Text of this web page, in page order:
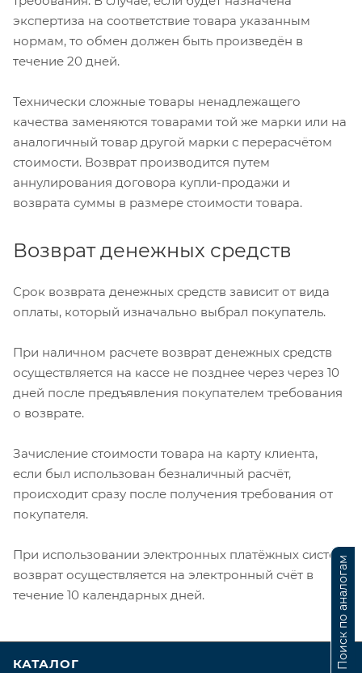
экспертиза на соответствие товара указанным
нормам, то обмен должен быть произведён в
течение 20 дней.
Технически сложные товары ненадлежащего
качества заменяются товарами той же марки или на
аналогичный товар другой марки с перерасчётом
стоимости. Возврат производится путем
аннулирования договора купли-продажи и
возврата суммы в размере стоимости товара.
Возврат денежных средств
Срок возврата денежных средств зависит от вида
оплаты, который изначально выбрал покупатель.
При наличном расчете возврат денежных средств
осуществляется на кассе не позднее через через 10
дней после предъявления покупателем требования
о возврате.
Зачисление стоимости товара на карту клиента,
если был использован безналичный расчёт,
происходит сразу после получения требования от
покупателя.
При использовании электронных платёжных систем,
возврат осуществляется на электронный счёт в
течение 10 календарных дней.
КАТАЛОГ Поиск по аналогам